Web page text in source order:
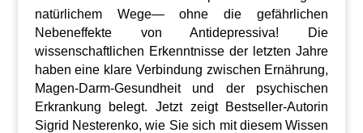
natürlichem Wege— ohne die gefährlichen
Nebeneffekte von Antidepressiva! Die
wissenschaftlichen Erkenntnisse der letzten Jahre
haben eine klare Verbindung zwischen Ernährung,
Magen-Darm-Gesundheit und der psychischen
Erkrankung belegt. Jetzt zeigt Bestseller-Autorin
Sigrid Nesterenko, wie Sie sich mit diesem Wissen